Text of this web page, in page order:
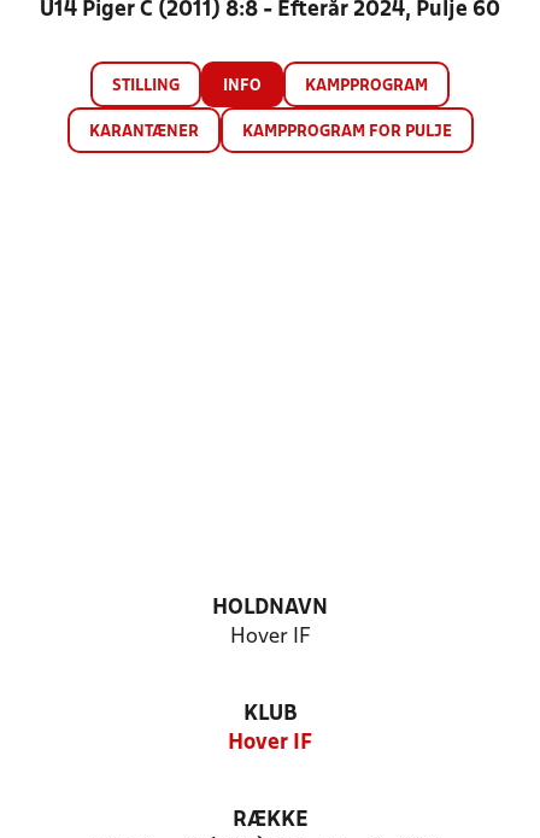
U14 Piger C (2011) 8:8 - Efterår 2024, Pulje 60
STILLING INFO KAMPPROGRAM
KARANTÆNER KAMPPROGRAM FOR PULJE
HOLDNAVN
Hover IF
KLUB
Hover IF
RÆKKE